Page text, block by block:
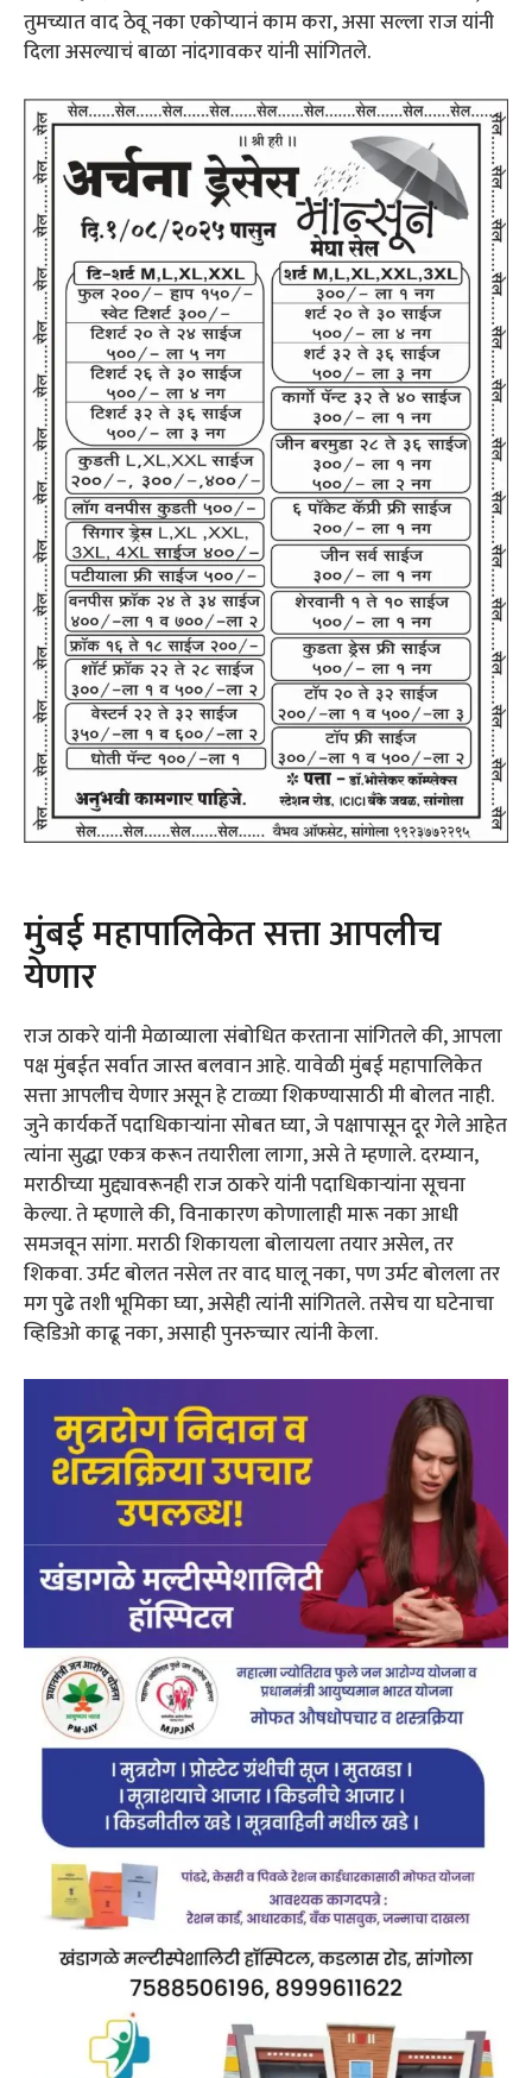
तुमच्यात वाद ठेवू नका एकोप्यानं काम करा, असा सल्ला राज यांनी
दिला असल्याचं बाळा नांदगावकर यांनी सांगितले.
मुंबई महापालिकेत सत्ता आपलीच
येणार
राज ठाकरे यांनी मेळाव्याला संबोधित करताना सांगितले की, आपला
पक्ष मुंबईत सर्वात जास्त बलवान आहे. यावेळी मुंबई महापालिकेत
सत्ता आपलीच येणार असून हे टाळ्या शिकण्यासाठी मी बोलत नाही.
जुने कार्यकर्ते पदाधिकाऱ्यांना सोबत घ्या, जे पक्षापासून दूर गेले आहेत
त्यांना सुद्धा एकत्र करून तयारीला लागा, असे ते म्हणाले. दरम्यान,
मराठीच्या मुद्द्यावरूनही राज ठाकरे यांनी पदाधिकाऱ्यांना सूचना
केल्या. ते म्हणाले की, विनाकारण कोणालाही मारू नका आधी
समजवून सांगा. मराठी शिकायला बोलायला तयार असेल, तर
शिकवा. उर्मट बोलत नसेल तर वाद घालू नका, पण उर्मट बोलला तर
मग पुढे तशी भूमिका घ्या, असेही त्यांनी सांगितले. तसेच या घटेनाचा
व्हिडिओ काढू नका, असाही पुनरुच्चार त्यांनी केला.